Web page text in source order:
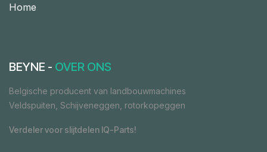
Home
BEYNE - OVER ONS
Belgische producent van landbouwmachines
Veldspuiten, Schijveneggen, rotorkopeggen
Verdeler voor slijtdelen IQ-Parts!